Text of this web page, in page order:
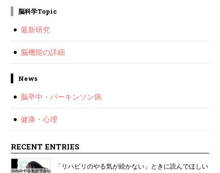
脳科学Topic
最新研究
脳機能の詳細
News
脳卒中・パーキンソン病
健康・心理
RECENT ENTRIES
「リハビリのやる気が続かない」ときに読んでほしい